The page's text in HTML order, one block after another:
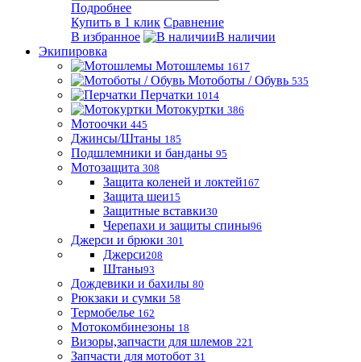
Подробнее
Купить в 1 клик Сравнение
В избранное
В наличии
Экипировка
Мотошлемы 1617
Мотоботы / Обувь 535
Перчатки 1014
Мотокуртки 386
Мотоочки 445
Джинсы/Штаны 185
Подшлемники и банданы 95
Мотозащита 308
Защита коленей и локтей167
Защита шеи15
Защитные вставки30
Черепахи и защиты спины96
Джерси и брюки 301
Джерси208
Штаны93
Дождевики и бахилы 80
Рюкзаки и сумки 58
Термобелье 162
Мотокомбинезоны 18
Визоры,запчасти для шлемов 221
Запчасти для мотобот 31